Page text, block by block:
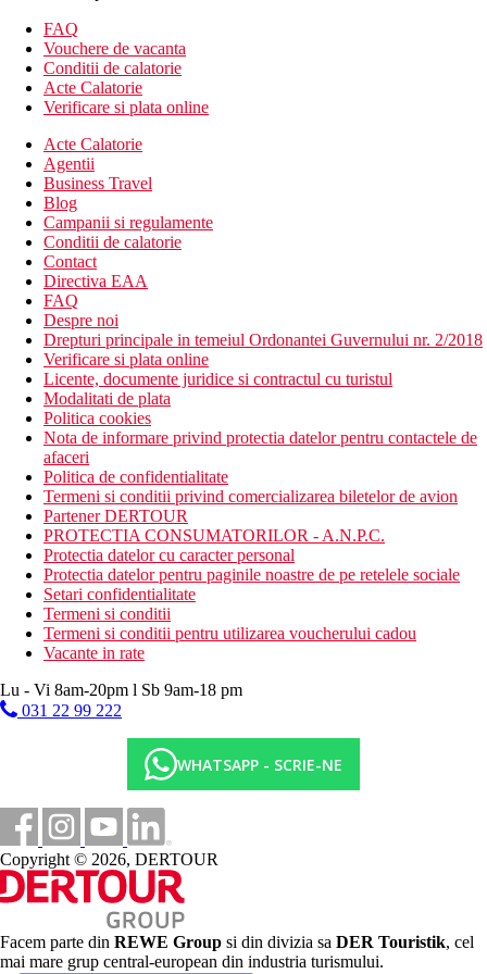
Camera economica
aer conditionat controlat individual
telefon
Wi-Fi (gratuit)
minibar (umplere contra cost)
baie proprie (baie, uscator de par, WC), terasa
Cazare contra cost
Camera superioara – dotata suplimentar cu un set pentru
prepararea ceaiului si cafelei, seif (gratuit), terasa
Descrierea plajei
nisipos
sezlonguri si umbrele gratuite
Activitati gratuite
1 x seara saptamanala cu muzica live
badminton
tenis de masa
Activitati contra cost
centru SPA
masaje
scufundari
biliard
sporturi acvatice pe plaja
Mesele incluse
Pensiune completa: mic dejun, pranz si cina tip bufet
Mese contra cost
All inclusive: 9:30 a.m. - 12:00 a.m., mic dejun
continental extins, pranz tip bufet simplu si cina tip bufet,
gustari usoare dupa-amiaza, ceai si cafea filtrata, bauturi
racoritoare nelimitate si bauturi alcoolice locale.
Distanţe
Distanta pana la plaja
20 km
Distanta de cel mai apropiat aeroport
Plaja
Sezlonguri si umbrele gratuite pe plaja
Hotel langa plaja
Vacanta la plaja
FAQ
Vouchere de vacanta
Conditii de calatorie
Acte Calatorie
Verificare si plata online
Acte Calatorie
Agentii
Business Travel
Blog
Campanii si regulamente
Conditii de calatorie
Contact
Directiva EAA
FAQ
Despre noi
Drepturi principale in temeiul Ordonantei Guvernului nr. 2/2018
Verificare si plata online
Licente, documente juridice si contractul cu turistul
Modalitati de plata
Politica cookies
Nota de informare privind protectia datelor pentru contactele de
afaceri
Politica de confidentialitate
Termeni si conditii privind comercializarea biletelor de avion
Partener DERTOUR
PROTECTIA CONSUMATORILOR - A.N.P.C.
Protectia datelor cu caracter personal
Protectia datelor pentru paginile noastre de pe retelele sociale
Setari confidentialitate
Termeni si conditii
Termeni si conditii pentru utilizarea voucherului cadou
Vacante in rate
Lu - Vi 8am-20pm l Sb 9am-18 pm
031 22 99 222
WHATSAPP - SCRIE-NE
Copyright © 2026, DERTOUR
Facem parte din REWE Group si din divizia sa DER Touristik, cel
mai mare grup central-european din industria turismului.